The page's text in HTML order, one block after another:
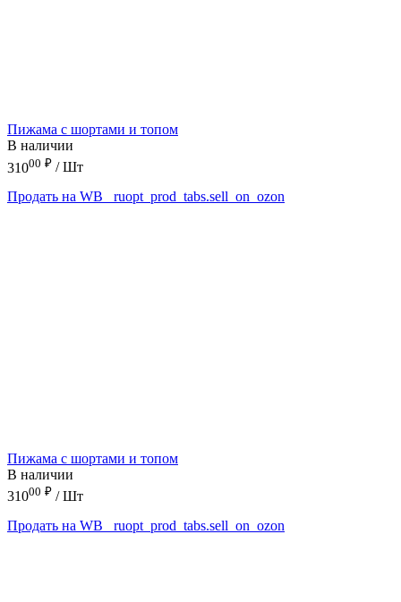
Пижама с шортами и топом
В наличии
31000 ₽ / Шт
Продать на WB
_ruopt_prod_tabs.sell_on_ozon
Пижама с шортами и топом
В наличии
31000 ₽ / Шт
Продать на WB
_ruopt_prod_tabs.sell_on_ozon